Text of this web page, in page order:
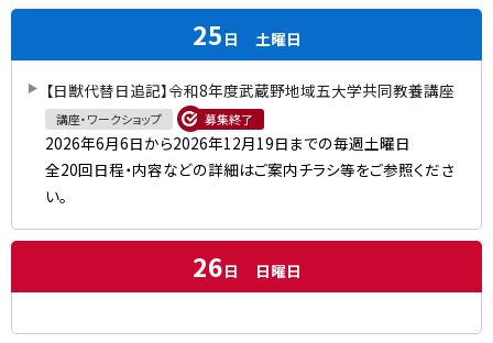
25 日 土曜日
【日獣代替日追記】令和8年度武蔵野地域五大学共同教養講座
講座・ワークショップ 募集終了
2026年6月6日から2026年12月19日までの毎週土曜日
全20回日程・内容などの詳細はご案内チラシ等をご参照くださ
い。
26日 日曜日